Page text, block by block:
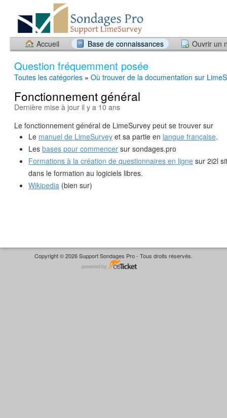
Accueil Base de connaissances Ouvrir un
Question fréquemment posée
Toutes les catégories » Où trouver de la documentation sur
Fonctionnement général
Dernière mise à jour il y a 10 ans
Le fonctionnement général de LimeSurvey peut se trouver sur
Le manuel de LimeSurvey et sa partie en langue française.
Les bases pour commencer sur sondages.pro
Formations à la création de questionnaires en ligne sur 2i2l
dans le formation au logiciels libres.
Wikipedia (bien sur)
Copyright © 2026 Support Sondages Pro - Tous droits réservés.